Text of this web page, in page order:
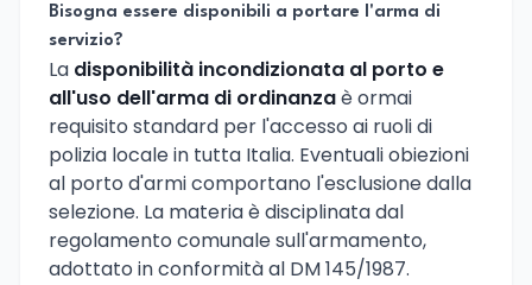
Bisogna essere disponibili a portare l'arma di
servizio?
La disponibilità incondizionata al porto e
all'uso dell'arma di ordinanzaè ormai
requisito standard per l'accesso ai ruoli di
polizia locale in tutta Italia. Eventuali obiezioni
al porto d'armi comportano l'esclusione dalla
selezione. La materia è disciplinata dal
regolamento comunale sull'armamento,
adottato in conformità al DM 145/1987.